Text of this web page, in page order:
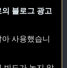
블로그 광고
사용했습니